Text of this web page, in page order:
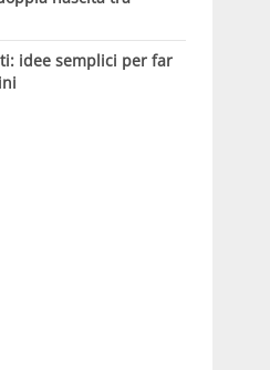
idee semplici per far